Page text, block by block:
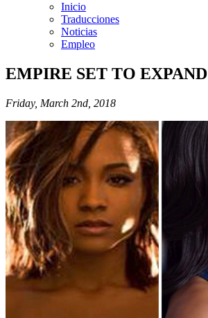
Inicio
Traducciones
Noticias
Empleo
EMPIRE SET TO
Friday, March 2nd, 2018